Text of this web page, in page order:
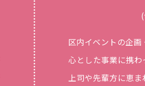
区内イベントの企
心とした事業に携わ
上司や先輩方に恵